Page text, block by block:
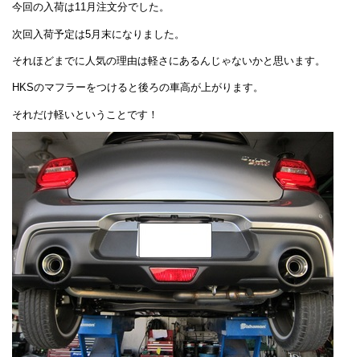
今回の入荷は11月注文分でした。
次回入荷予定は5月末になりました。
それほどまでに人気の理由は軽さにあるんじゃないかと思います。
HKSのマフラーをつけると後ろの車高が上がります。
それだけ軽いということです！